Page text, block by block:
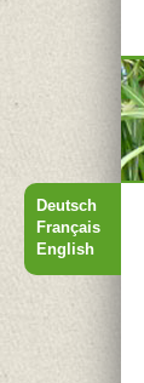
Deutsch
Français
English